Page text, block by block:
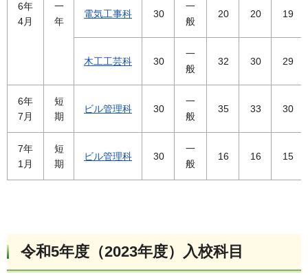
6年
4月
一
年
電気工事科 30
一
般
20 20 19
木工工芸科 30
一
般
32 30 29
6年
7月
短
期
ビル管理科 30
一
般
35 33 30
7年
1月
短
期
ビル管理科 30
一
般
16 16 15
令和5年度（2023年度）入校科目